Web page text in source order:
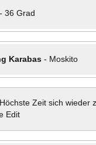
36 Grad
Karabas- Moskito
Höchste Zeit sich wieder
Edit